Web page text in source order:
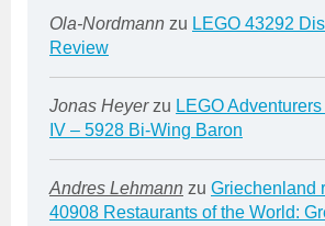
Ola-Nordmann zu LEGO 43292
Review
Jonas Heyerzu LEGO
IV – 5928 Bi-Wing Baron
Andres Lehmann zu Griechenland
40908 Restaurants of the World: